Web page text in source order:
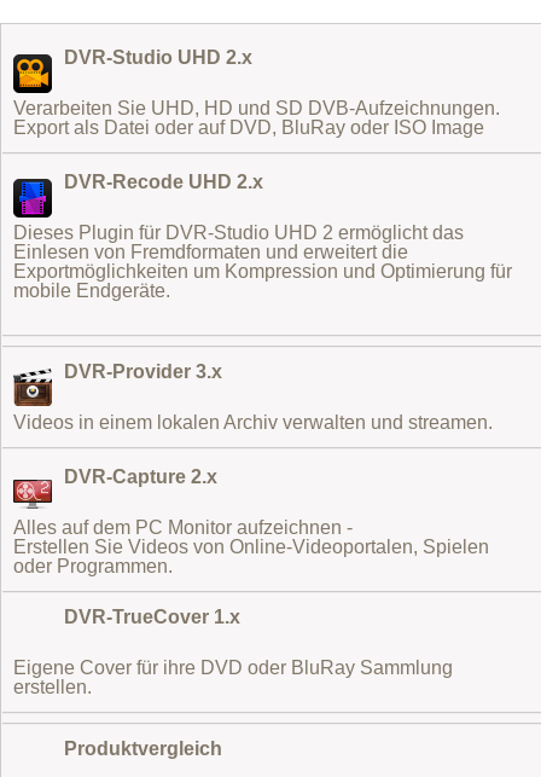
DVR-Studio UHD 2.x
Verarbeiten Sie UHD, HD und SD DVB-Aufzeichnungen.
Export als Datei oder auf DVD, BluRay oder ISO Image
DVR-Recode UHD 2.x
Dieses Plugin für DVR-Studio UHD 2 ermöglicht das
Einlesen von Fremdformaten und erweitert die
Exportmöglichkeiten um Kompression und Optimierung für
mobile Endgeräte.
DVR-Provider 3.x
Videos in einem lokalen Archiv verwalten und streamen.
DVR-Capture 2.x
Alles auf dem PC Monitor aufzeichnen -
Erstellen Sie Videos von Online-Videoportalen, Spielen
oder Programmen.
DVR-TrueCover 1.x
Eigene Cover für ihre DVD oder BluRay Sammlung
erstellen.
Produktvergleich